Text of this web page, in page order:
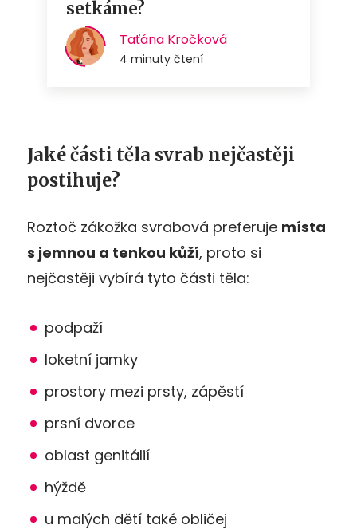
Jaké části těla svrab nejčastěji
postihuje?
Roztoč zákožka svrabová preferuje místa
s jemnou a tenkou kůží, proto si
nejčastěji vybírá tyto části těla:
podpaží
loketní jamky
prostory mezi prsty, zápěstí
prsní dvorce
oblast genitálií
hýždě
u malých dětí také obličej